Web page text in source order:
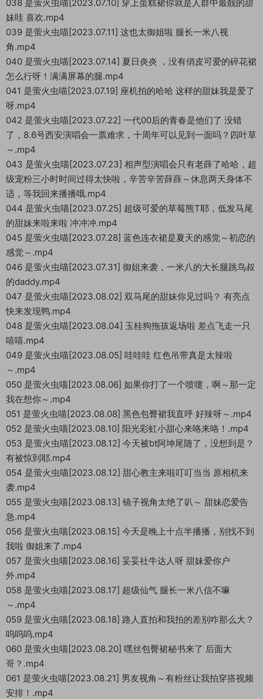
038 是萤火虫喵[2023.07.10] 穿上蛋糕裙你就是人群中最靓的甜
妹哇 喜欢.mp4
039 是萤火虫喵[2023.07.11] 这也太御姐啦 腿长一米八视
角.mp4
040 是萤火虫喵[2023.07.14] 夏日炎炎 ，没有俏皮可爱的碎花裙
怎么行呀！满满屏幕的腿.mp4
041 是萤火虫喵[2023.07.19] 座机拍的哈哈 这样的甜妹我是爱了
呀.mp4
042 是萤火虫喵[2023.07.22] 一代00后的青春是他们了 没错
了，8.6号西安演唱会一票难求，十周年可以见到一面吗？四叶草
～.mp4
043 是萤火虫喵[2023.07.23] 相声型演唱会只有老薛了哈哈，超
级宠粉三小时时间过得太快啦，辛苦辛苦薛薛～休息两天身体不
适，等我回来播播哦.mp4
044 是萤火虫喵[2023.07.25] 超级可爱的草莓熊T耶，低发马尾
的甜妹来啦来啦 冲冲冲.mp4
045 是萤火虫喵[2023.07.28] 蓝色连衣裙是夏天的感觉～初恋的
感觉～.mp4
046 是萤火虫喵[2023.07.31] 御姐来袭，一米八的大长腿跳鸟叔
的daddy.mp4
047 是萤火虫喵[2023.08.02] 双马尾的甜妹你见过吗？ 有亮点
快来发现鸭.mp4
048 是萤火虫喵[2023.08.04] 玉桂狗拖孩返场啦 差点飞走一只
嘻嘻.mp4
049 是萤火虫喵[2023.08.05] 哇哇哇 红色吊带真是太辣啦
～.mp4
050 是萤火虫喵[2023.08.06] 如果你打了一个喷嚏，啊～那一定
我在想你～.mp4
051 是萤火虫喵[2023.08.08] 黑色包臀裙我直呼 好辣呀～.mp4
052 是萤火虫喵[2023.08.10] 阳光彩虹小甜心来咯来咯！.mp4
053 是萤火虫喵[2023.08.12] 今天被bt阿坤尾随了，没想到是？
有被惊到耶.mp4
054 是萤火虫喵[2023.08.12] 甜心教主来啦叮叮当当 原相机来
袭.mp4
055 是萤火虫喵[2023.08.13] 镜子视角太绝了叭～ 甜妹恋爱告
急.mp4
056 是萤火虫喵[2023.08.15] 今天是晚上十点半播播，别找不到
我啦 御姐来了.mp4
057 是萤火虫喵[2023.08.16] 妥妥社牛达人呀 甜妹爱你户
外.mp4
058 是萤火虫喵[2023.08.17] 超级仙气 腿长一米八信不嘛
～.mp4
059 是萤火虫喵[2023.08.18] 路人直拍和我拍的差别咋那么大？
呜呜呜.mp4
060 是萤火虫喵[2023.08.20] 嘿丝包臀裙秘书来了 后面大
哥？.mp4
061 是萤火虫喵[2023.08.21] 男友视角～有粉丝让我拍穿搭视频
安排！.mp4